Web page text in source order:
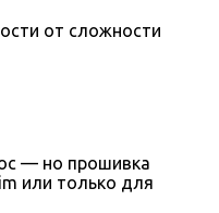
от сложности
— но прошивка
или только для